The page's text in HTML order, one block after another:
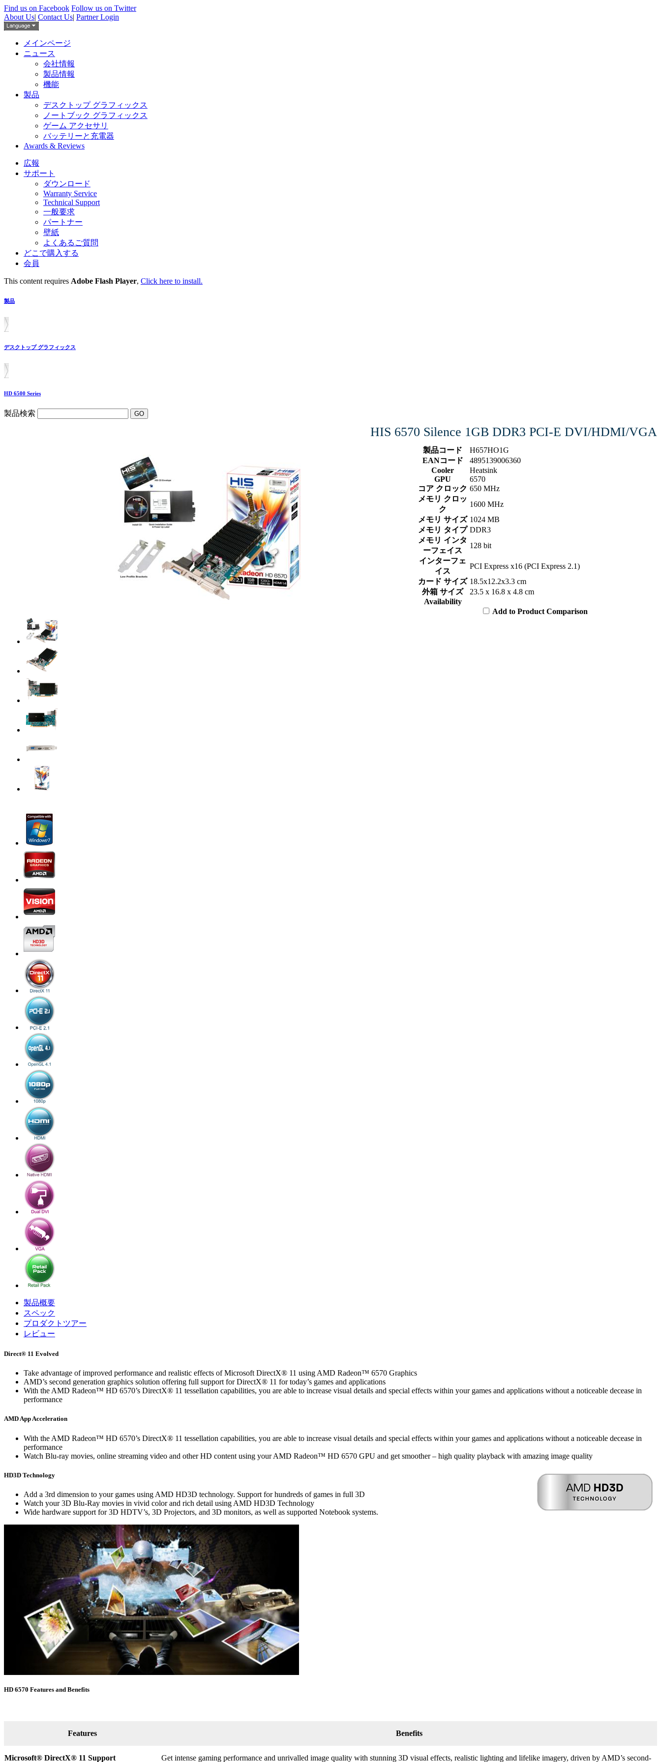
Find us on Facebook Follow us on Twitter
About Us| Contact Us| Partner Login
メインページ
ニュース
会社情報
製品情報
機能
製品
デスクトップ グラフィックス
ノートブック グラフィックス
ゲーム アクセサリ
バッテリーと充電器
Awards & Reviews
広報
サポート
ダウンロード
Warranty Service
Technical Support
一般要求
パートナー
壁紙
よくあるご質問
どこで購入する
会員
This content requires Adobe Flash Player, Click here to install.
製品
デスクトップ グラフィックス
HD 6500 Series
製品検索
HIS 6570 Silence 1GB DDR3 PCI-E DVI/HDMI/VGA
製品コード
H657HO1G
EANコード
4895139006360
Cooler
Heatsink
GPU
6570
コア クロック 650 MHz
メモリ クロッ
ク
1600 MHz
メモリ サイズ 1024 MB
メモリ タイプ DDR3
メモリ インタ
ーフェイス
128 bit
インターフェ
イス
PCI Express x16 (PCI Express 2.1)
カード サイズ 18.5x12.2x3.3 cm
外箱 サイズ
23.5 x 16.8 x 4.8 cm
Availability
Add to Product Comparison
製品概要
スペック
プロダクトツアー
レビュー
Direct® 11 Evolved
Take advantage of improved performance and realistic effects of Microsoft DirectX® 11 using AMD Radeon™ 6570 Graphics
AMD’s second generation graphics solution offering full support for DirectX® 11 for today’s games and applications
With the AMD Radeon™ HD 6570’s DirectX® 11 tessellation capabilities, you are able to increase visual details and special effects within your games and applications without a noticeable decease in
performance
AMD App Acceleration
With the AMD Radeon™ HD 6570’s DirectX® 11 tessellation capabilities, you are able to increase visual details and special effects within your games and applications without a noticeable decease in
performance
Watch Blu-ray movies, online streaming video and other HD content using your AMD Radeon™ HD 6570 GPU and get smoother – high quality playback with amazing image quality
HD3D Technology
Add a 3rd dimension to your games using AMD HD3D technology. Support for hundreds of games in full 3D
Watch your 3D Blu-Ray movies in vivid color and rich detail using AMD HD3D Technology
Wide hardware support for 3D HDTV’s, 3D Projectors, and 3D monitors, as well as supported Notebook systems.
HD 6570 Features and Benefits
Features Benefits
Microsoft® DirectX® 11 Support Get intense gaming performance and unrivalled image quality with stunning 3D visual effects, realistic lighting and lifelike imagery, driven by AMD’s second-